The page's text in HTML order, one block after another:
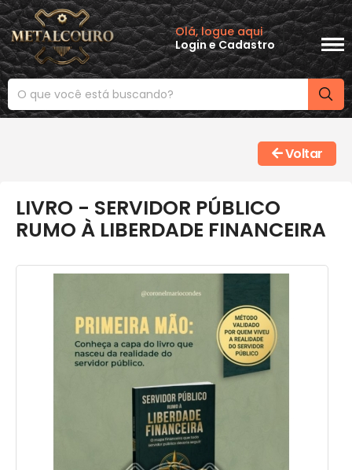
Olá, logue aqui
LogineCadastro
Voltar
LIVRO - SERVIDOR PÚBLICO
RUMO À LIBERDADE FINANCEIRA